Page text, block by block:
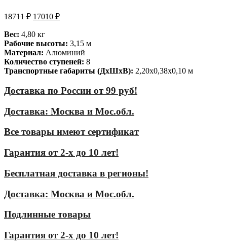
18711₽ 17010 ₽
Вес: 4,80 кг
Рабочие высоты: 3,15 м
Материал: Алюминий
Количество ступеней: 8
Транспортные габариты (ДхШхВ): 2,20х0,38х0,10 м
Доставка по России от 99 руб!
Доставка: Москва и Мос.обл.
Все товары имеют сертификат
Гарантия от 2-х до 10 лет!
Бесплатная доставка в регионы!
Доставка: Москва и Мос.обл.
Подлинные товары
Гарантия от 2-х до 10 лет!